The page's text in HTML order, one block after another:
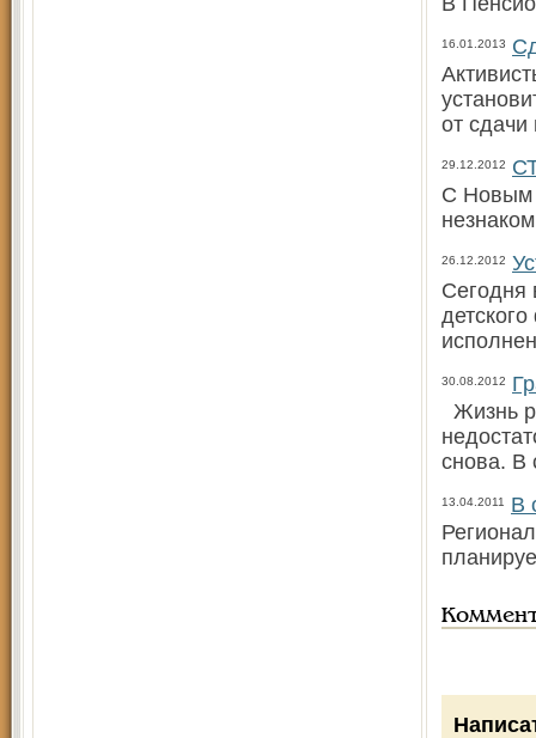
16.01.2013
от сдачи
29.12.2012
С Новым
26.12.2012
Сегодня
30.08.2012
Жизнь
снова. В
13.04.2011
В